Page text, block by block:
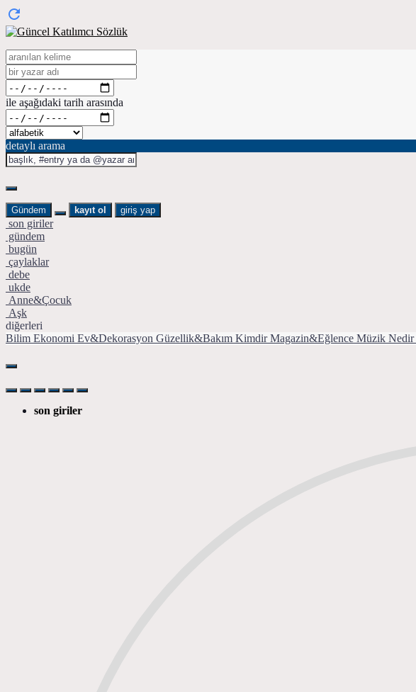
ile aşağıdaki tarih arasında
detaylı arama
Gündem kayıt ol giriş yap
son giriler
gündem
bugün
çaylaklar
debe
ukde
Anne&Çocuk
Aşk
diğerleri
Bilim Ekonomi Ev&Dekorasyon Güzellik&Bakım Kimdir Magazin&Eğlence Müzik Nedir
son giriler